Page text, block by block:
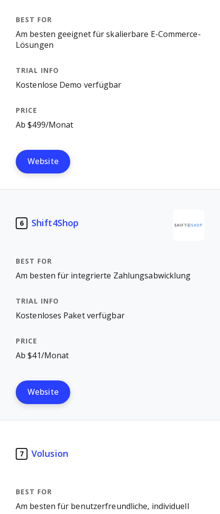
Am besten geeignet für skalierbare E-Commerce-
Lösungen
Kostenlose Demo verfügbar
Ab $499/Monat
Website
6 Shift4Shop
Am besten für integrierte Zahlungsabwicklung
Kostenloses Paket verfügbar
Ab $41/Monat
Website
7 Volusion
Am besten für benutzerfreundliche, individuell